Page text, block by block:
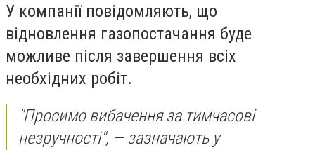
У компанії повідомляють, що
відновлення газопостачання буде
можливе після завершення всіх
необхідних робіт.
"Просимо вибачення за тимчасові
незручності", — зазначають у